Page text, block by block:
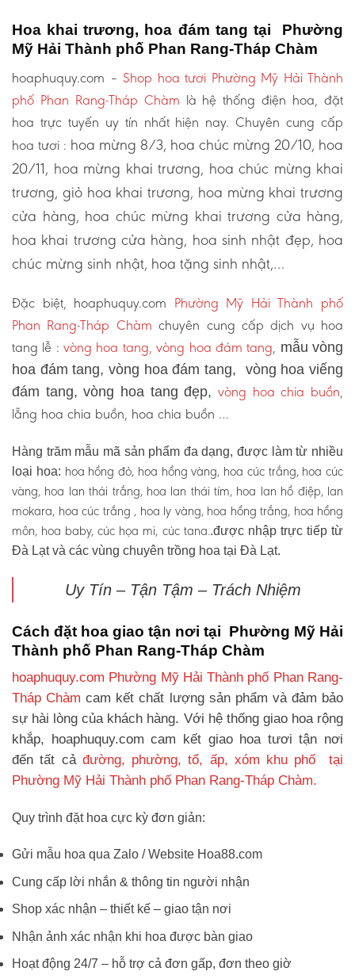
Hoa khai trương, hoa đám tang tại Phường
Mỹ Hải Thành phố Phan Rang-Tháp Chàm
hoaphuquy.com – Shop hoa tươi Phường Mỹ Hải Thành
phố Phan Rang-Tháp Chàm là hệ thống điện hoa, đặt
hoa trực tuyến uy tín nhất hiện nay. Chuyên cung cấp
hoa tươi : hoa mừng 8/3, hoa chúc mừng 20/10, hoa
20/11, hoa mừng khai trương, hoa chúc mừng khai
trương, giỏ hoa khai trương, hoa mừng khai trương
cửa hàng, hoa chúc mừng khai trương cửa hàng,
hoa khai trương cửa hàng, hoa sinh nhật đẹp, hoa
chúc mừng sinh nhật, hoa tặng sinh nhật,…
Đặc biệt, hoaphuquy.com Phường Mỹ Hải Thành phố
Phan Rang-Tháp Chàm chuyên cung cấp dịch vụ hoa
tang lễ :vòng hoa tang, vòng hoa đám tang, mẫu vòng
hoa đám tang, vòng hoa đám tang, vòng hoa viếng
đám tang, vòng hoa tang đẹp, vòng hoa chia buồn,
lẵng hoa chia buồn, hoa chia buồn …
Hàng trăm mẫu mã sản phẩm đa dạng, được làm từ nhiều
loại hoa: hoa hồng đỏ, hoa hồng vàng, hoa cúc trắng, hoa cúc
vàng, hoa lan thái trắng, hoa lan thái tím, hoa lan hồ điệp, lan
mokara, hoa cúc trắng , hoa ly vàng, hoa hồng trắng, hoa hồng
môn, hoa baby, cúc họa mi, cúc tana..được nhập trực tiếp từ
Đà Lạt và các vùng chuyên trồng hoa tại Đà Lạt.
Uy Tín – Tận Tậm – Trách Nhiệm
Cách đặt hoa giao tận nơi tại Phường Mỹ Hải
Thành phố Phan Rang-Tháp Chàm
hoaphuquy.com Phường Mỹ Hải Thành phố Phan Rang-
Tháp Chàm cam kết chất lượng sản phẩm và đảm bảo
sự hài lòng của khách hàng. Với hệ thống giao hoa rộng
khắp, hoaphuquy.com cam kết giao hoa tươi tận nơi
đến tất cả đường, phường, tổ, ấp, xóm khu phố tại
Phường Mỹ Hải Thành phố Phan Rang-Tháp Chàm.
Quy trình đặt hoa cực kỳ đơn giản:
Gửi mẫu hoa qua Zalo / Website Hoa88.com
Cung cấp lời nhắn & thông tin người nhận
Shop xác nhận – thiết kế – giao tận nơi
Nhận ảnh xác nhận khi hoa được bàn giao
Hoạt động 24/7 – hỗ trợ cả đơn gấp, đơn theo giờ